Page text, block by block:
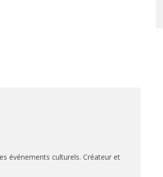
événements culturels. Créateur et